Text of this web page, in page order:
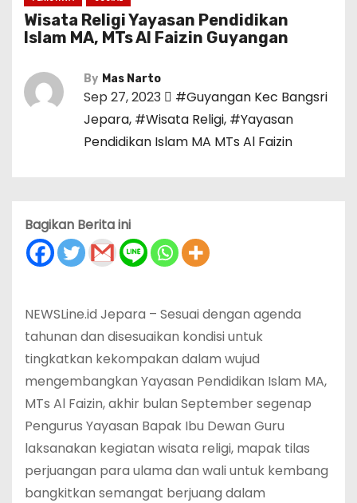
Wisata Religi Yayasan Pendidikan
Islam MA, MTs Al Faizin Guyangan
By Mas Narto
Sep 27, 2023
#Guyangan Kec Bangsri
Jepara, #Wisata Religi, #Yayasan
Pendidikan Islam MA MTs Al Faizin
Bagikan Berita ini
NEWSLine.id Jepara – Sesuai dengan agenda
tahunan dan disesuaikan kondisi untuk
tingkatkan kekompakan dalam wujud
mengembangkan Yayasan Pendidikan Islam MA,
MTs Al Faizin, akhir bulan September segenap
Pengurus Yayasan Bapak Ibu Dewan Guru
laksanakan kegiatan wisata religi, mapak tilas
perjuangan para ulama dan wali untuk kembang
bangkitkan semangat berjuang dalam